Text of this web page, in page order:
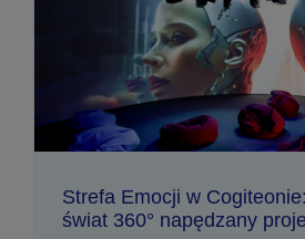
Strefa Emocji w
świat 360° napędzany